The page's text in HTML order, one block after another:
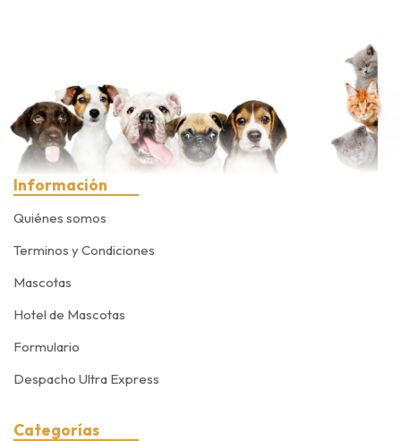
Información
Quiénes somos
Terminos y Condiciones
Mascotas
Hotel de Mascotas
Formulario
Despacho Ultra Express
Categorías